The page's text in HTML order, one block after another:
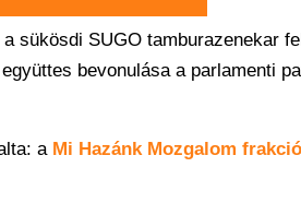
sükösdi SUGO tamburazenekar
bevonulása a parlamenti
a Mi Hazánk Mozgalom